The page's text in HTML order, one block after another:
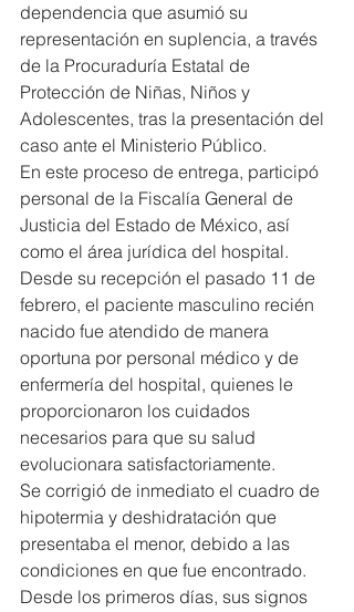
dependencia que asumió su
representación en suplencia, a través
de la Procuraduría Estatal de
Protección de Niñas, Niños y
Adolescentes, tras la presentación del
caso ante el Ministerio Público.
En este proceso de entrega, participó
personal de la Fiscalía General de
Justicia del Estado de México, así
como el área jurídica del hospital.
Desde su recepción el pasado 11 de
febrero, el paciente masculino recién
nacido fue atendido de manera
oportuna por personal médico y de
enfermería del hospital, quienes le
proporcionaron los cuidados
necesarios para que su salud
evolucionara satisfactoriamente.
Se corrigió de inmediato el cuadro de
hipotermia y deshidratación que
presentaba el menor, debido a las
condiciones en que fue encontrado.
Desde los primeros días, sus signos